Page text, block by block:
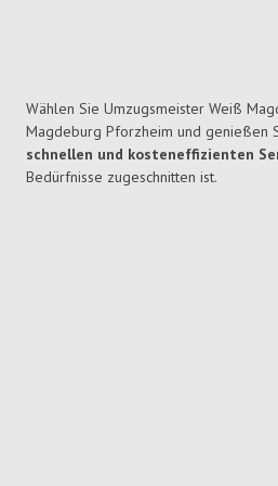
Wählen Sie Umzugsmeister Weiß
Magdeburg Pforzheim und genießen
schnellen und kosteneffizienten
Bedürfnisse zugeschnitten ist.